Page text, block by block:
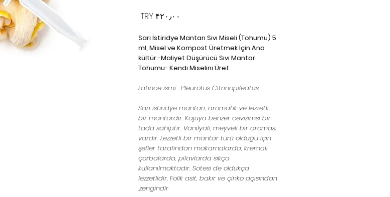
‎TRY ۴۲۰٫۰۰Price
Sarı İstiridye Mantarı Sıvı Miseli (Tohumu) 5
ml, Misel ve Kompost Üretmek İçin Ana
kültür -Maliyet Düşürücü Sıvı Mantar
Tohumu- Kendi Miselini Üret
Latince ismi: Pleurotus Citrinopileatus
Sarı istiridye mantarı, aromatik ve lezzetli
bir mantardır. Kajuya benzer cevizimsi bir
tada sahiptir. Vanilyalı, meyveli bir aroması
vardır. Lezzetli bir mantar türü olduğu için
şefler tarafından makarnalarda, kremalı
çorbalarda, pilavlarda sıkça
kullanılmaktadır. Sotesi de oldukça
lezzetlidir. Folik asit, bakır ve çinko açısından
zengindir.